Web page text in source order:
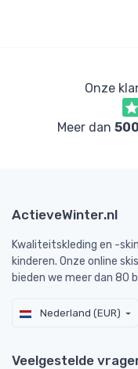
Onze
Meer dan
ActieveWinter.nl
Kwaliteitskleding en -
kinderen. Onze online
bieden we meer dan 80
Nederland (EUR)
Veelgestelde